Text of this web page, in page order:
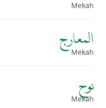
Mekah
المعارج
Mekah
نوح
Mekah